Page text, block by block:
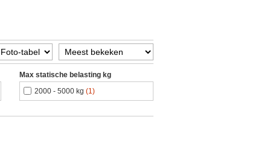
Max statische belasting kg
2000 - 5000 kg (1)